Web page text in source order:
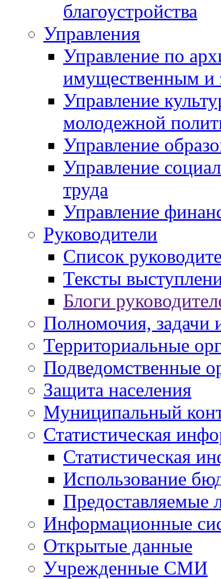
благоустройства
Управления
Управление по
имущественным и
Управление
молодежной
Управление
Управление
труда
Управление
Руководители
Список
Тексты
Блоги
Полномочия, задачи
Территориальные
Подведомственные
Защита населения
Муниципальный
Статистическая
Статистическая
Использование
Предоставляемые
Информационные
Открытые данные
Учрежденные СМИ